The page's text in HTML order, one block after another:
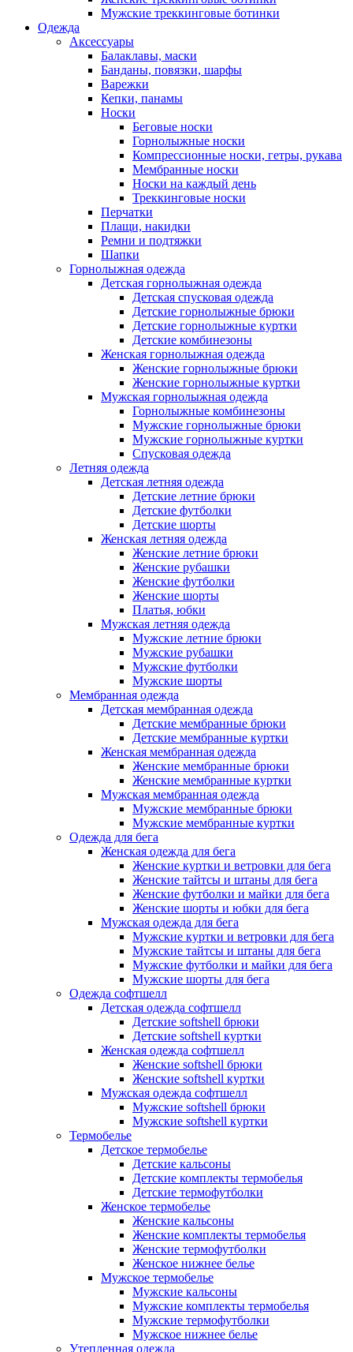
Мужские треккинговые ботинки
Одежда
Аксессуары
Балаклавы, маски
Банданы, повязки, шарфы
Варежки
Кепки, панамы
Носки
Беговые носки
Горнолыжные носки
Компрессионные носки, гетры, рукава
Мембранные носки
Носки на каждый день
Треккинговые носки
Перчатки
Плащи, накидки
Ремни и подтяжки
Шапки
Горнолыжная одежда
Детская горнолыжная одежда
Детская спусковая одежда
Детские горнолыжные брюки
Детские горнолыжные куртки
Детские комбинезоны
Женская горнолыжная одежда
Женские горнолыжные брюки
Женские горнолыжные куртки
Мужская горнолыжная одежда
Горнолыжные комбинезоны
Мужские горнолыжные брюки
Мужские горнолыжные куртки
Спусковая одежда
Летняя одежда
Детская летняя одежда
Детские летние брюки
Детские футболки
Детские шорты
Женская летняя одежда
Женские летние брюки
Женские рубашки
Женские футболки
Женские шорты
Платья, юбки
Мужская летняя одежда
Мужские летние брюки
Мужские рубашки
Мужские футболки
Мужские шорты
Мембранная одежда
Детская мембранная одежда
Детские мембранные брюки
Детские мембранные куртки
Женская мембранная одежда
Женские мембранные брюки
Женские мембранные куртки
Мужская мембранная одежда
Мужские мембранные брюки
Мужские мембранные куртки
Одежда для бега
Женская одежда для бега
Женские куртки и ветровки для бега
Женские тайтсы и штаны для бега
Женские футболки и майки для бега
Женские шорты и юбки для бега
Мужская одежда для бега
Мужские куртки и ветровки для бега
Мужские тайтсы и штаны для бега
Мужские футболки и майки для бега
Мужские шорты для бега
Одежда софтшелл
Детская одежда софтшелл
Детские softshell брюки
Детские softshell куртки
Женская одежда софтшелл
Женские softshell брюки
Женские softshell куртки
Мужская одежда софтшелл
Мужские softshell брюки
Мужские softshell куртки
Термобелье
Детское термобелье
Детские кальсоны
Детские комплекты термобелья
Детские термофутболки
Женское термобелье
Женские кальсоны
Женские комплекты термобелья
Женские термофутболки
Женское нижнее белье
Мужское термобелье
Мужские кальсоны
Мужские комплекты термобелья
Мужские термофутболки
Мужское нижнее белье
Утепленная одежда